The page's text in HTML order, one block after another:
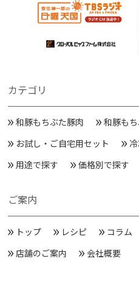
カテゴリ
和豚もちぶた豚肉 和豚も
お試し・ご自宅用セット
用途で探す
価格別で探す
ご案内
トップ レシピ コラム
店舗のご案内
会社概要